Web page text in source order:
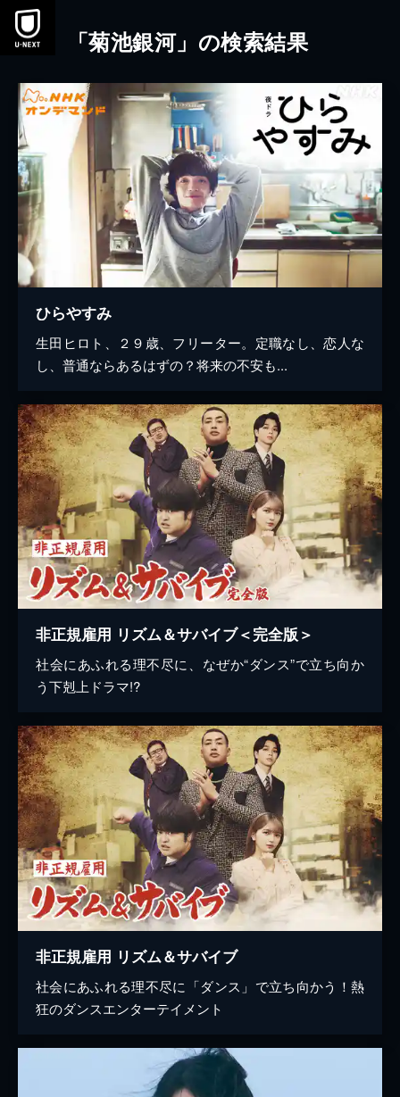
本文へスキップ
「菊池銀河」の検索結果
ひらやすみ
生田ヒロト、２９歳、フリーター。定職なし、恋人な
し、普通ならあるはずの？将来の不安も...
非正規雇用 リズム＆サバイブ＜完全版＞
社会にあふれる理不尽に、なぜか“ダンス”で立ち向か
う下剋上ドラマ!?
非正規雇用 リズム＆サバイブ
社会にあふれる理不尽に「ダンス」で立ち向かう！熱
狂のダンスエンターテイメント